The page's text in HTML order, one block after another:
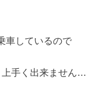
車しているので
手く出来ません…